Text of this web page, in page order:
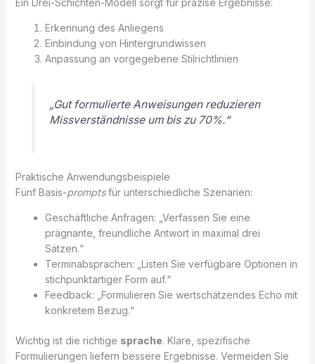
Ein Drei-Schichten-Modell sorgt für präzise Ergebnisse:
Erkennung des Anliegens
Einbindung von Hintergrundwissen
Anpassung an vorgegebene Stilrichtlinien
„Gut formulierte Anweisungen reduzieren
Missverständnisse um bis zu 70%.“
Praktische Anwendungsbeispiele
Fünf Basis-promptsfür unterschiedliche Szenarien:
Geschäftliche Anfragen: „Verfassen Sie eine
prägnante, freundliche Antwort in maximal drei
Sätzen.“
Terminabsprachen: „Listen Sie verfügbare Optionen in
stichpunktartiger Form auf.“
Feedback: „Formulieren Sie wertschätzendes Echo mit
konkretem Bezug.“
Wichtig ist die richtige sprache. Klare, spezifische
Formulierungen liefern bessere Ergebnisse. Vermeiden Sie